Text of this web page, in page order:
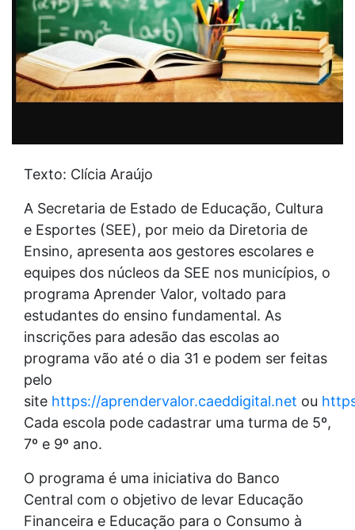
Texto: Clícia Araújo
A Secretaria de Estado de Educação, Cultura
e Esportes (SEE), por meio da Diretoria de
Ensino, apresenta aos gestores escolares e
equipes dos núcleos da SEE nos municípios, o
programa Aprender Valor, voltado para
estudantes do ensino fundamental. As
inscrições para adesão das escolas ao
programa vão até o dia 31 e podem ser feitas
pelo
site https://aprendervalor.caeddigital.net ou
Cada escola pode cadastrar uma turma de 5º,
7º e 9º ano.
O programa é uma iniciativa do Banco
Central com o objetivo de levar Educação
Financeira e Educação para o Consumo à